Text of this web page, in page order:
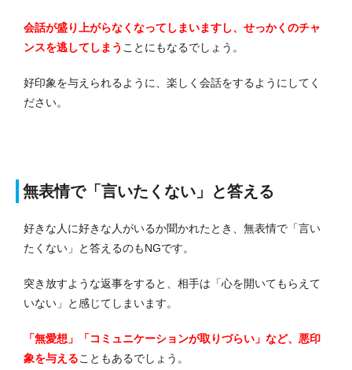
会話が盛り上がらなくなってしまいますし、せっかくのチャ
ンスを逃してしまう ことにもなるでしょう。
好印象を与えられるように、楽しく会話をするようにしてく
ださい。
無表情で「言いたくない」と答える
好きな人に好きな人がいるか聞かれたとき、無表情で「言い
たくない」と答えるのもNGです。
突き放すような返事をすると、相手は「心を開いてもらえて
いない」と感じてしまいます。
「無愛想」「コミュニケーションが取りづらい」など、悪印
象を与えることもあるでしょう。